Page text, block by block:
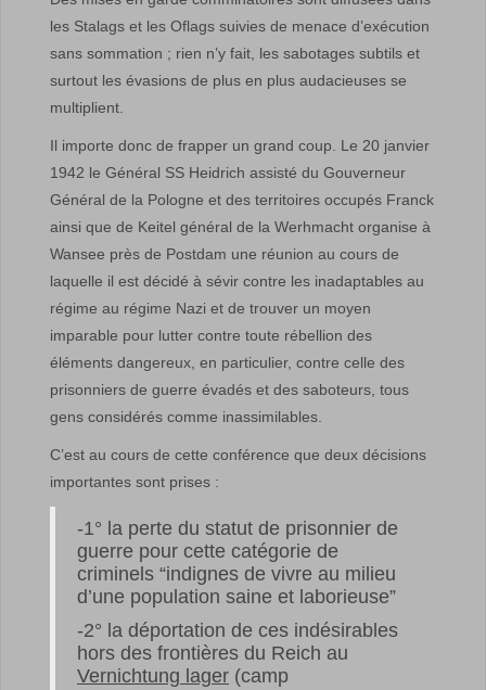
les Stalags et les Oflags suivies de menace d’exécution
sans sommation ; rien n’y fait, les sabotages subtils et
surtout les évasions de plus en plus audacieuses se
multiplient.
Il importe donc de frapper un grand coup. Le 20 janvier
1942 le Général SS Heidrich assisté du Gouverneur
Général de la Pologne et des territoires occupés Franck
ainsi que de Keitel général de la Werhmacht organise à
Wansee près de Postdam une réunion au cours de
laquelle il est décidé à sévir contre les inadaptables au
régime au régime Nazi et de trouver un moyen
imparable pour lutter contre toute rébellion des
éléments dangereux, en particulier, contre celle des
prisonniers de guerre évadés et des saboteurs, tous
gens considérés comme inassimilables.
C’est au cours de cette conférence que deux décisions
importantes sont prises :
-1° la perte du statut de prisonnier de
guerre pour cette catégorie de
criminels “indignes de vivre au milieu
d’une population saine et laborieuse”
-2° la déportation de ces indésirables
hors des frontières du Reich au
Vernichtung lager (camp